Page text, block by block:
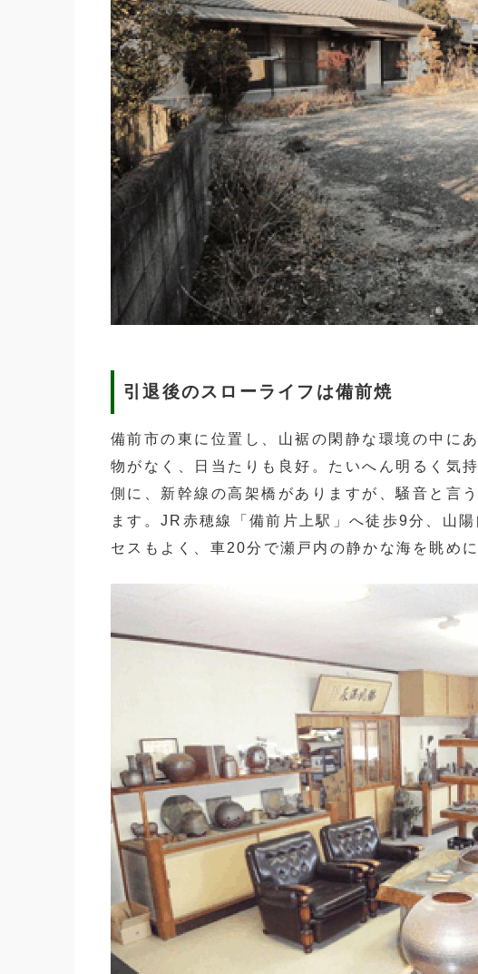
引退後のスローライフは備前焼
備前市の東に位置し、山裾の閑静な環境の中に
物がなく、日当たりも良好。たいへん明るく気
側に、新幹線の高架橋がありますが、騒音と言
ます。JR赤穂線「備前片上駅」へ徒歩9分、山
セスもよく、車20分で瀬戸内の静かな海を眺め